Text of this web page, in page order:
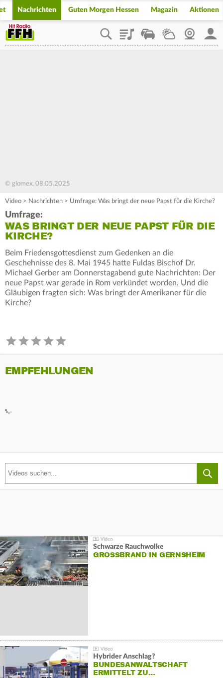
Nachrichten Guten Morgen Hessen Magazin Aktionen
PlaylistStaupilotWetterWebcam
© glomex, 08.05.2025
Video > Nachrichten > Umfrage: Was bringt der neue Papst für die Kirche?
Umfrage:
WAS BRINGT DER NEUE PAPST FÜR DIE
KIRCHE?
Beim Friedensgottesdienst zum Gedenken an die
Geschehnisse des 8. Mai 1945 hatte Fuldas Bischof Dr.
Michael Gerber am Donnerstagabend gute Nachrichten: Der
neue Papst war gerade in Rom verkündet worden. Und die
Gläubigen fragten sich: Was bringt der Amerikaner für die
Kirche?
EMPFEHLUNGEN
Schwarze Rauchwolke
GROSSBRAND IN GERNSHEIM
Hybrider Anschlag?
BUNDESANWALTSCHAFT
ERMITTELT ZU…